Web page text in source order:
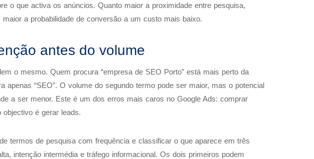
o que activa os anúncios. Quanto maior a proximidade entre pesquisa,
maior a probabilidade de conversão a um custo mais baixo.
antes do volume
o mesmo. Quem procura “empresa de SEO Porto” está mais perto da
apenas “SEO”. O volume do segundo termo pode ser maior, mas o potencial
a ser menor. Este é um dos erros mais caros no Google Ads: comprar
objectivo é gerar leads.
termos de pesquisa com frequência e classificar o que aparece em três
intenção intermédia e tráfego informacional. Os dois primeiros podem